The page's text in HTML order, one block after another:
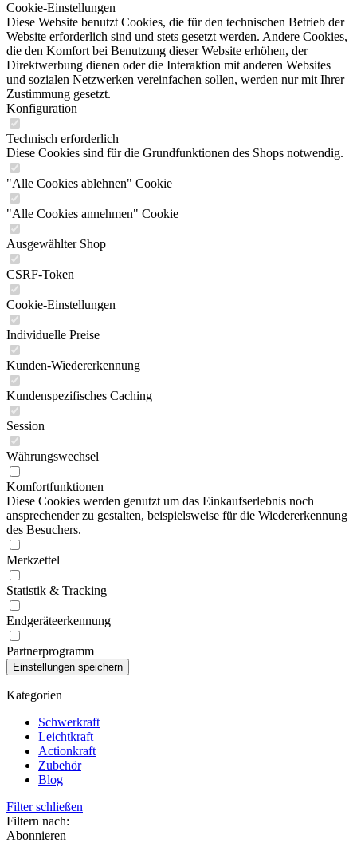
Cookie-Einstellungen
Diese Website benutzt Cookies, die für den technischen Betrieb der
Website erforderlich sind und stets gesetzt werden. Andere Cookies,
die den Komfort bei Benutzung dieser Website erhöhen, der
Direktwerbung dienen oder die Interaktion mit anderen Websites
und sozialen Netzwerken vereinfachen sollen, werden nur mit Ihrer
Zustimmung gesetzt.
Konfiguration
Technisch erforderlich
Diese Cookies sind für die Grundfunktionen des Shops notwendig.
"Alle Cookies ablehnen" Cookie
"Alle Cookies annehmen" Cookie
Ausgewählter Shop
CSRF-Token
Cookie-Einstellungen
Individuelle Preise
Kunden-Wiedererkennung
Kundenspezifisches Caching
Session
Währungswechsel
Komfortfunktionen
Diese Cookies werden genutzt um das Einkaufserlebnis noch
ansprechender zu gestalten, beispielsweise für die Wiedererkennung
des Besuchers.
Merkzettel
Statistik & Tracking
Endgeräteerkennung
Partnerprogramm
Kategorien
Schwerkraft
Leichtkraft
Actionkraft
Zubehör
Blog
Filter schließen
Filtern nach:
Abonnieren